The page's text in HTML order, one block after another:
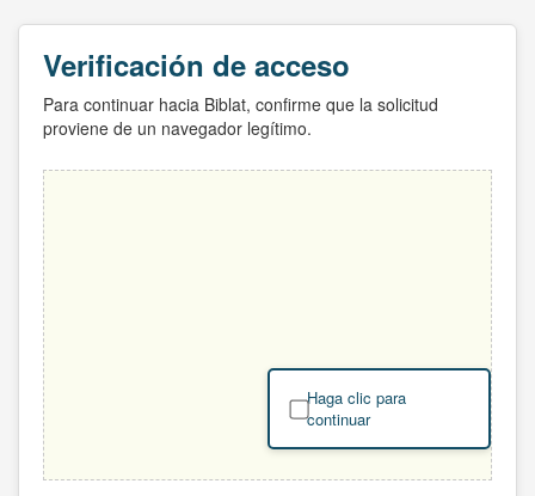
Verificación de acceso
Para continuar hacia Biblat, confirme que la solicitud
proviene de un navegador legítimo.
Haga clic para
continuar